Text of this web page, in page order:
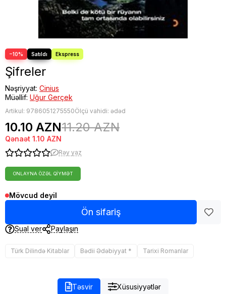
−10%
Şifreler
Nəşriyyat: Cinius
Müəllif: Uğur Gerçek
Artikul: 9786051275550Ölçü vahidi: ədəd
10.10 AZN11.20 AZN
Qənaət 1.10 AZN
Rəy yaz
ONLAYNA ÖZƏL QIYMƏT
Mövcud deyil
Ön sifariş
Sual ver Paylaşın
Türk Dilində Kitablar Bədii Ədəbiyyat * Tarixi Romanlar
Təsvir Xüsusiyyətlər